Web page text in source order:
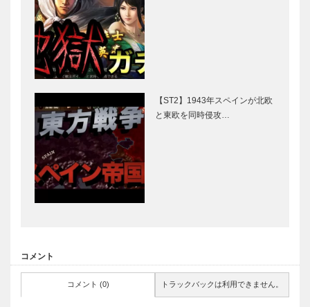
【ST2】1943年スペインが北欧
と東欧を同時侵攻…
コメント
コメント (0) トラックバックは利用できません。